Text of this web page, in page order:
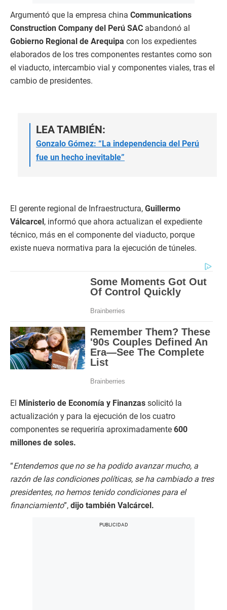
Argumentó que la empresa china Communications
Construction Company del Perú SAC abandonó al
Gobierno Regional de Arequipa con los expedientes
elaborados de los tres componentes restantes como son
el viaducto, intercambio vial y componentes viales, tras el
cambio de presidentes.
LEA TAMBIÉN:
Gonzalo Gómez: “La independencia del Perú
fue un hecho inevitable”
El gerente regional de Infraestructura, Guillermo
Válcarcel , informó que ahora actualizan el expediente
técnico, más en el componente del viaducto, porque
existe nueva normativa para la ejecución de túneles.
El Ministerio de Economía y Finanzas solicitó la
actualización y para la ejecución de los cuatro
componentes se requeriría aproximadamente 600
millones de soles.
“Entendemos que no se ha podido avanzar mucho, a
razón de las condiciones políticas, se ha cambiado a tres
presidentes, no hemos tenido condiciones para el
financiamiento”, dijo también Valcárcel.